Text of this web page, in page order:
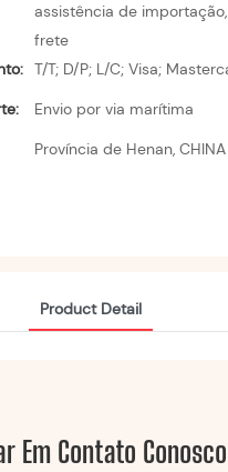
assistência de
frete
T/T; D/P; L/C; Visa;
Envio por via marítima
Província de Henan, CHINA
Product Detail
Em Contato Conosco